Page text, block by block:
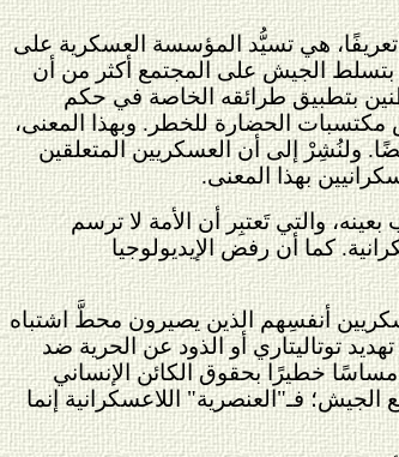
تعريفًا، هي تسيُّد المؤسسة العسكرية على
بتسلط الجيش على المجتمع أكثر من أن
بتطبيق طرائقه الخاصة في حكم
الحضارة للخطر. وبهذا المعنى،
ولنُشِرْ إلى أن العسكريين المتعلقين
بهذا المعنى.
والتي تَعتبِر أن الأمة لا ترسم
كما أن رفض الإيديولوجيا
أنفسِهم الذين يصيرون محطَّ اشتباه
توتاليتاري أو الذود عن الحرية ضد
خطيرًا بحقوق الكائن الإنساني
فـ"العنصرية" اللاعسكرانية إنما